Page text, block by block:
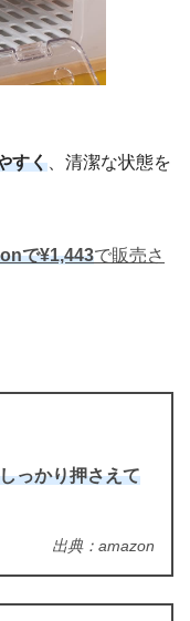
すく 、清潔な状態を
で¥1,443で販売さ
しっかり押さえて
出典：amazon